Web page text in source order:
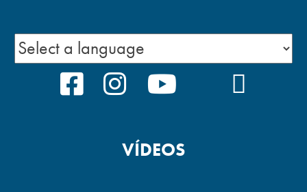
FACEBOOKINSTAGRAM
VÍDEOS